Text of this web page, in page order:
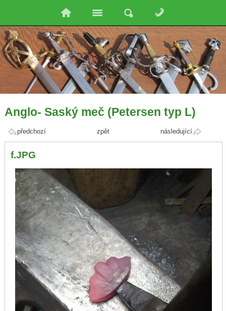
Anglo- Saský meč (Petersen typ L)
předchozí následující
zpět
f.JPG